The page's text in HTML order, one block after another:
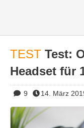
TEST Test:
Headset für
9 14. März